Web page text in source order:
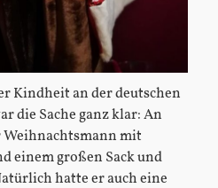
Kindheit an der deutschen
die Sache ganz klar: An
mit
einem großen Sack und
hatte er auch eine